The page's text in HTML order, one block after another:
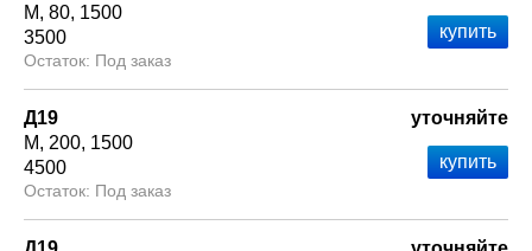
М 80 1500
3500
Под заказ
Д19
М
200 1500
4500
Под заказ
уточняйте